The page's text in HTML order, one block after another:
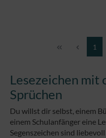
Seite
1
Lesezeichen mit
Sprüchen
Du willst dir selbst, einem
einem Schulanfänger eine
Segenszeichen sind